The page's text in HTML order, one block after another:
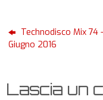
Technodisco Mix 74
Giugno 2016
Lascia un